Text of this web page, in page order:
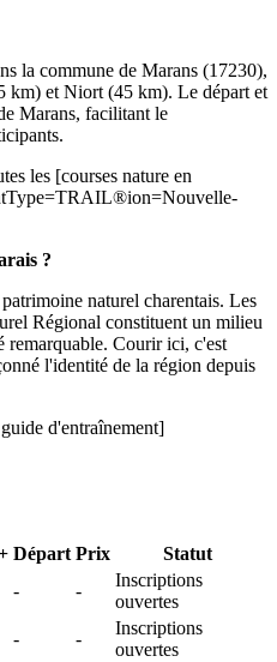
la commune de Marans (17230),
km) et Niort (45 km). Le départ et
Marans, facilitant le
les [courses nature en
?
naturel charentais. Les
Régional constituent un milieu
remarquable. Courir ici, c'est
l'identité de la région depuis
d'entraînement]
Départ Prix
Statut
- -
Inscriptions
ouvertes
- -
Inscriptions
ouvertes